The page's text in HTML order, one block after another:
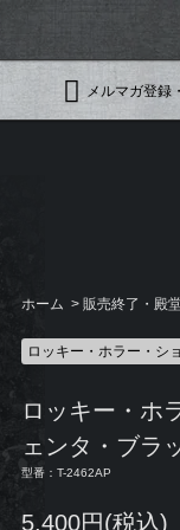
メルマガ登録
ホーム > 販売終了・殿
ロッキー・ホラー・シ
ロッキー・ホ
ェンタ・ブラ
型番：T-2462AP
5,400円(税込)